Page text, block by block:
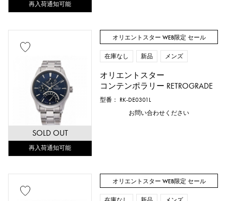
再入荷通知可能
SOLD OUT
再入荷通知可能
オリエントスター WEB限定 セール
在庫なし 新品 メンズ
オリエントスター
コンテンポラリー RETROGRADE
型番： RK-DE0301L
お問い合わせください
オリエントスター WEB限定 セール